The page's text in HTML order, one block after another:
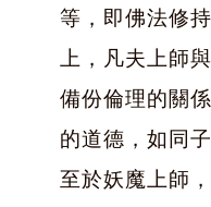
等，即佛法修
上，凡夫上師
備份倫理的關
的道德，如同
至於妖魔上師